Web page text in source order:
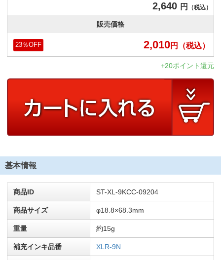
2,640 円 （税込）
販売価格
2,010円 （税込）
23％OFF
+20ポイント還元
基本情報
商品ID ST-XL-9KCC-09204
商品サイズ φ18.8×68.3mm
重量 約15g
補充インキ品番 XLR-9N